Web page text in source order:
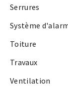
Serrures
Système
Toiture
Travaux
Ventilation